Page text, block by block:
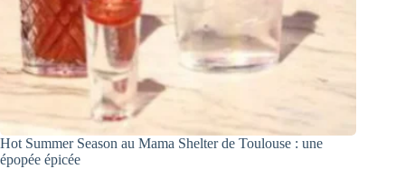
Hot Summer Season au Mama Shelter de Toulouse : une
épopée épicée